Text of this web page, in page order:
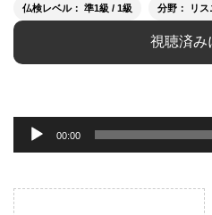
仏検レベル： 準1級 / 1級 分野： リス
視聴済み
声
レ
00:00